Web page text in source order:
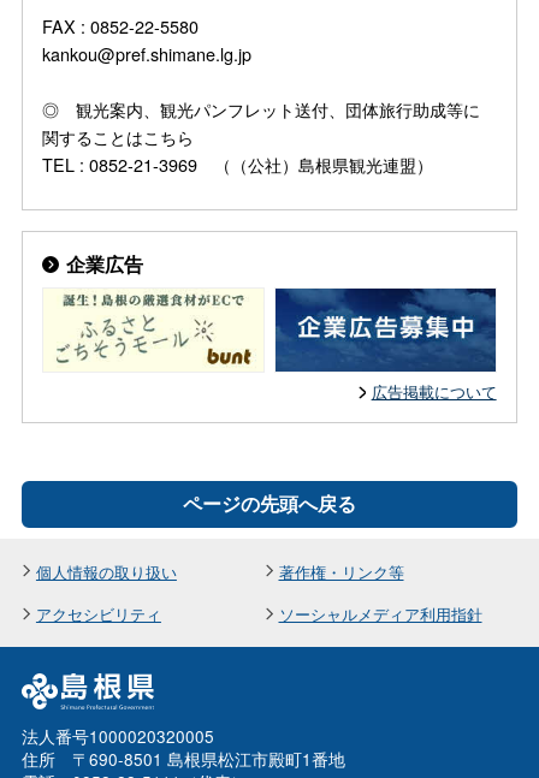
FAX : 0852-22-5580
kankou@pref.shimane.lg.jp
◎ 観光案内、観光パンフレット送付、団体旅行助成等に
関することはこちら
TEL : 0852-21-3969 （（公社）島根県観光連盟）
企業広告
広告掲載について
ページの先頭へ戻る
個人情報の取り扱い
著作権・リンク等
アクセシビリティ
ソーシャルメディア利用指針
法人番号1000020320005
住所 〒690-8501 島根県松江市殿町1番地